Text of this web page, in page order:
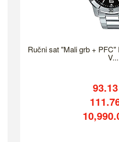
Ručni sat "Mali grb +
V...
93.13